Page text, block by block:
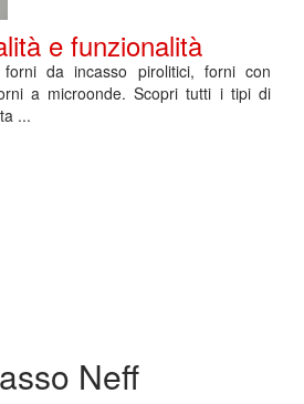
e funzionalità
da incasso pirolitici, forni con
a microonde. Scopri tutti i tipi di
...
Neff